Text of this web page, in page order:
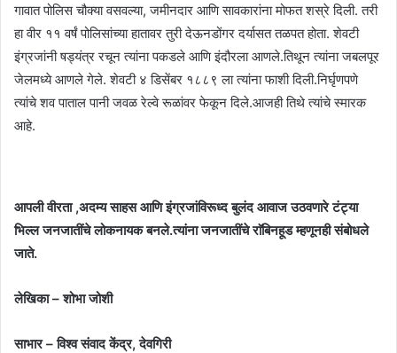
गावात पोलिस चौक्या वसवल्या, जमीनदार आणि सावकारांना मोफत शस्रे दिली. तरी
हा वीर ११ वर्षं पोलिसांच्या हातावर तुरी देऊनडोंगर दर्यासत तळपत होता. शेवटी
इंग्रजांनी षड्यंत्र रचून त्यांना पकडले आणि इंदौरला आणले.तिथून त्यांना जबलपूर
जेलमध्ये आणले गेले. शेवटी ४ डिसेंबर १८८९ ला त्यांना फाशी दिली.निर्घृणपणे
त्यांचे शव पाताल पानी जवळ रेल्वे रूळांवर फेकून दिले.आजही तिथे त्यांचे स्मारक
आहे.
आपली वीरता ,अदम्य साहस आणि इंग्रजांविरूध्द बुलंद आवाज उठवणारे टंट्या
भिल्ल जनजातींचे लोकनायक बनले.त्यांना जनजातींचे राॅबिनहूड म्हणूनही संबोधले
जाते.
लेखिका – शोभा जोशी
साभार – विश्व संवाद केंद्र, देवगिरी